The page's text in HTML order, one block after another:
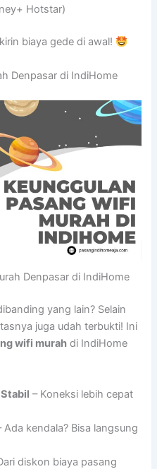
Hotstar)
biaya gede di awal!
Denpasar di IndiHome
Denpasar di IndiHome
yang lain? Selain
juga udah terbukti! Ini
wifi murah di IndiHome
– Koneksi lebih cepat
Ada kendala? Bisa langsung
diskon biaya pasang